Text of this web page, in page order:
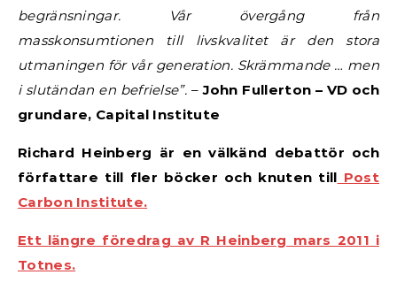
begränsningar. Vår övergång från
masskonsumtionen till livskvalitet är den stora
utmaningen för vår generation. Skrämmande … men
i slutändan en befrielse”.–John Fullerton – VD och
grundare, Capital Institute
Richard Heinberg är en välkänd debattör och
författare till fler böcker och knuten till Post
Carbon Institute.
Ett längre föredrag av R Heinberg mars 2011 i
Totnes.